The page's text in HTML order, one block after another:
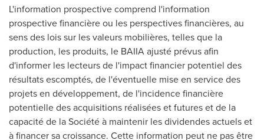
L'information prospective comprend l'information
prospective financière ou les perspectives financières, au
sens des lois sur les valeurs mobilières, telles que la
production, les produits, le BAIIA ajusté prévus afin
d'informer les lecteurs de l'impact financier potentiel des
résultats escomptés, de l'éventuelle mise en service des
projets en développement, de l'incidence financière
potentielle des acquisitions réalisées et futures et de la
capacité de la Société à maintenir les dividendes actuels et
à financer sa croissance. Cette information peut ne pas être